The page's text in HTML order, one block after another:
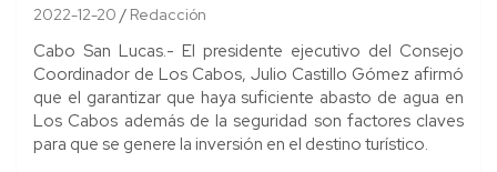
2022-12-20 Redacción
Cabo San Lucas.- El presidente ejecutivo del Consejo
Coordinador de Los Cabos, Julio Castillo Gómez afirmó
que el garantizar que haya suficiente abasto de agua en
Los Cabos además de la seguridad son factores claves
para que se genere la inversión en el destino turístico.